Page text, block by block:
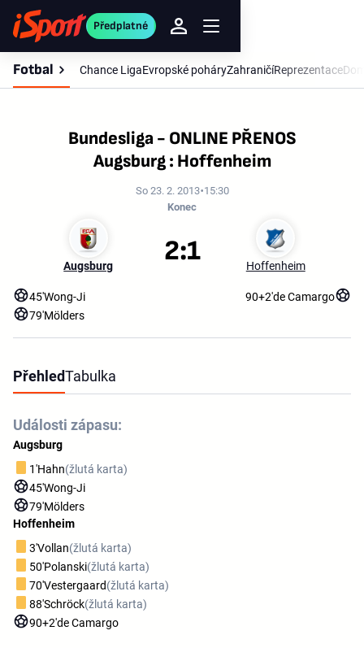
Předplatné
Fotbal Chance LigaEvropské poháryZahraničíReprezentace
Bundesliga - ONLINE PŘENOS
Augsburg : Hoffenheim
So 23. 2. 2013 15:30
Konec
Augsburg Hoffenheim
2:1
45'Wong-Ji
79'Mölders
90+2'de Camargo
PřehledTabulka
Události zápasu:
Augsburg
1'Hahn(žlutá karta)
45'Wong-Ji
79'Mölders
Hoffenheim
3'Vollan(žlutá karta)
50'Polanski(žlutá karta)
70'Vestergaard(žlutá karta)
88'Schröck(žlutá karta)
90+2'de Camargo